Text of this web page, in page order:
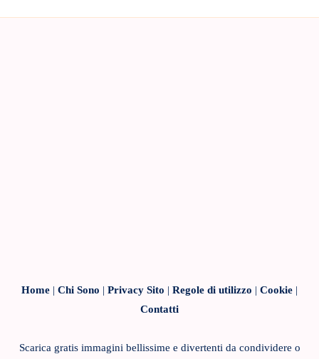
Home | Chi Sono | Privacy Sito | Regole di utilizzo | Cookie |
Contatti
Scarica gratis immagini bellissime e divertenti da condividere o